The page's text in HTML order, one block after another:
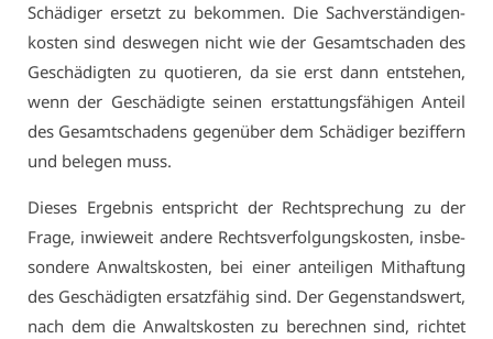
Schä­di­ger er­setzt zu be­kom­men. Die Sach­ver­stän­di­gen­
kos­ten sind des­we­gen nicht wie der Ge­samt­scha­den des
Ge­schä­dig­ten zu quo­tie­ren, da sie erst dann ent­ste­hen,
wenn der Ge­schä­dig­te sei­nen er­stat­tungs­fä­hi­gen An­teil
des Ge­samt­scha­dens ge­gen­über dem Schä­di­ger be­zif­fern
und be­le­gen muss.
Die­ses Er­geb­nis ent­spricht der Recht­spre­chung zu der
Fra­ge, in­wie­weit an­de­re Rechts­ver­fol­gungs­kos­ten, ins­be­
son­de­re An­walts­kos­ten, bei ei­ner an­tei­li­gen Mit­haf­tung
des Ge­schä­dig­ten er­satz­fä­hig sind. Der Ge­gen­stands­wert,
nach dem die An­walts­kos­ten zu be­rech­nen sind, rich­tet